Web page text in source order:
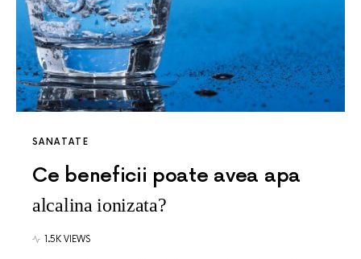
SANATATE
Ce beneficii poate avea apa
alcalina ionizata?
1.5K VIEWS